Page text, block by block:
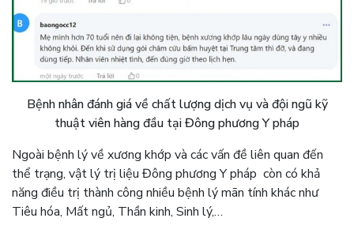
Bệnh nhân đánh giá về chất lượng dịch vụ và đội ngũ kỹ
thuật viên hàng đầu tại Đông phương Y pháp
Ngoài bệnh lý về xương khớp và các vấn đề liên quan đến
thể trạng, vật lý trị liệu Đông phương Y pháp còn có khả
năng điều trị thành công nhiều bệnh lý mãn tính khác như
Tiêu hóa, Mất ngủ, Thần kinh, Sinh lý,…